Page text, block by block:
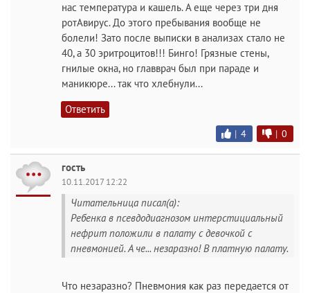
нас температура и кашель. А еще через три дня
ротАвирус. До этого пребывания вообще не
болели! Зато после выписки в анализах стало не
40, а 30 эритроцитов!!! Бинго! Грязные стены,
гнилые окна, но главврач был при параде и
маникюре... так что хлебнули...
Ответить
| 4 | 0
гость
10.11.2017 12:22
Читательница писал(а):
Ребенка в псевдодиагнозом интерстициальный
нефрит положили в палату с девочкой с
пневмонией. А че... незаразно! В платную палату.
Что незаразно? Пневмония как раз передается от